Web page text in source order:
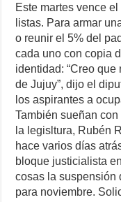
Este martes vence
listas. Para armar
o reunir el 5% del
cada uno con copia
identidad: “Creo
de Jujuy”, dijo el
los aspirantes a
También sueñan
la legisltura, Rubén
hace varios días
bloque justicialista
cosas la suspensión
para noviembre.